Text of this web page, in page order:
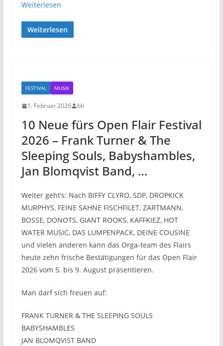
Weiterlesen
Weiterlesen
FESTIVAL MUSIK
1. Februar 2026 bb
10 Neue fürs Open Flair Festival
2026 – Frank Turner & The
Sleeping Souls, Babyshambles,
Jan Blomqvist Band, …
Weiter geht’s: Nach BIFFY CLYRO, SDP, DROPKICK
MURPHYS, FEINE SAHNE FISCHFILET, ZARTMANN,
BOSSE, DONOTS, GIANT ROOKS, KAFFKIEZ, HOT
WATER MUSIC, DAS LUMPENPACK, DEINE COUSINE
und vielen anderen kann das Orga-team des Flairs
heute zehn frische Bestätigungen für das Open Flair
2026 vom 5. bis 9. August präsentieren.
Man darf sich freuen auf:
FRANK TURNER & THE SLEEPING SOULS
BABYSHAMBLES
JAN BLOMQVIST BAND